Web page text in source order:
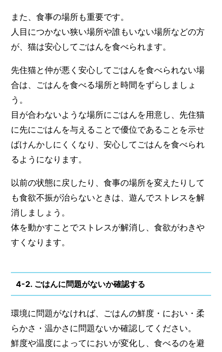
また、食事の場所も重要です。
人目につかない狭い場所や誰もいない場所などの方
が、猫は安心してごはんを食べられます。
先住猫と仲が悪く安心してごはんを食べられない場
合は、ごはんを食べる場所と時間をずらしましょ
う。
目が合わないような場所にごはんを用意し、先住猫
に先にごはんを与えることで優位であることを示せ
ばけんかしにくくなり、安心してごはんを食べられ
るようになります。
以前の状態に戻したり、食事の場所を変えたりして
も食欲不振が治らないときは、遊んでストレスを解
消しましょう。
体を動かすことでストレスが解消し、食欲がわきや
すくなります。
4-2. ごはんに問題がないか確認する
環境に問題がなければ、ごはんの鮮度・におい・柔
らかさ・温かさに問題ないか確認してください。
鮮度や温度によってにおいが変化し、食べるのを避